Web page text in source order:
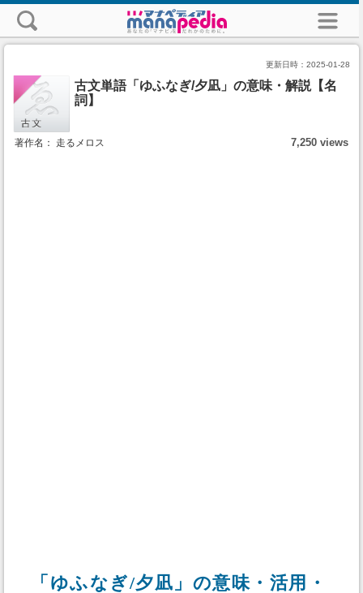
更新日時： 2025-01-28
古文単語「ゆふなぎ/夕凪」の意味・解説【名
詞】
著作名： 走るメロス 7,250 views
「ゆふなぎ/夕凪」の意味・活用・